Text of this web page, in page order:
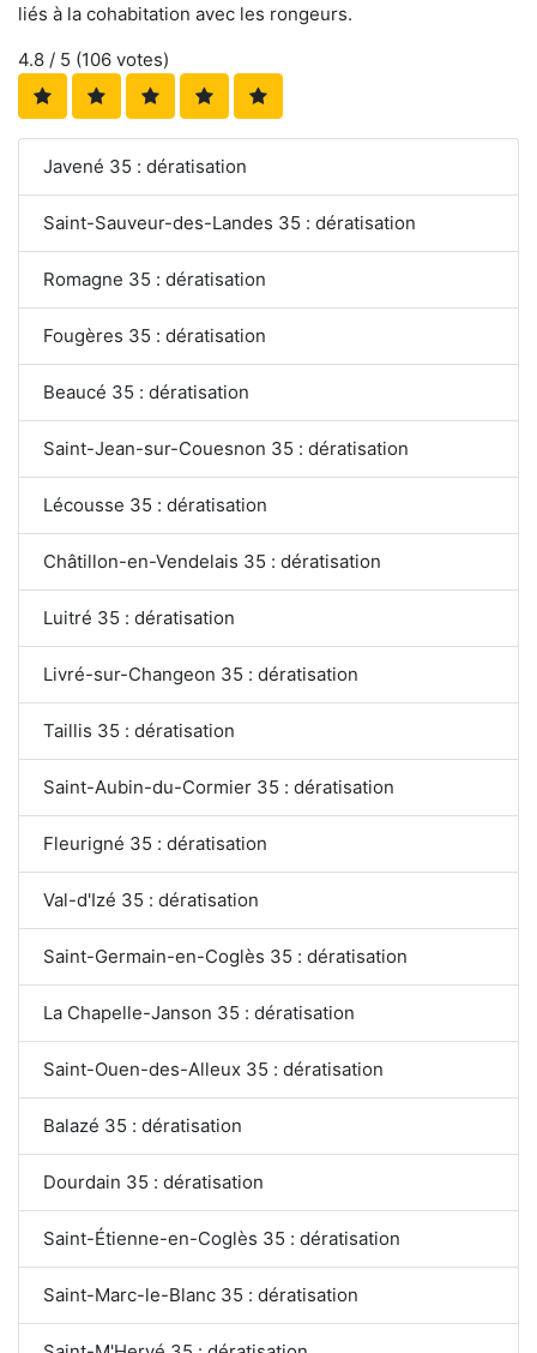
liés à la cohabitation avec les rongeurs.
4.8 / 5 (106 votes)
Javené 35 : dératisation
Saint-Sauveur-des-Landes 35 : dératisation
Romagne 35 : dératisation
Fougères 35 : dératisation
Beaucé 35 : dératisation
Saint-Jean-sur-Couesnon 35 : dératisation
Lécousse 35 : dératisation
Châtillon-en-Vendelais 35 : dératisation
Luitré 35 : dératisation
Livré-sur-Changeon 35 : dératisation
Taillis 35 : dératisation
Saint-Aubin-du-Cormier 35 : dératisation
Fleurigné 35 : dératisation
Val-d'Izé 35 : dératisation
Saint-Germain-en-Coglès 35 : dératisation
La Chapelle-Janson 35 : dératisation
Saint-Ouen-des-Alleux 35 : dératisation
Balazé 35 : dératisation
Dourdain 35 : dératisation
Saint-Étienne-en-Coglès 35 : dératisation
Saint-Marc-le-Blanc 35 : dératisation